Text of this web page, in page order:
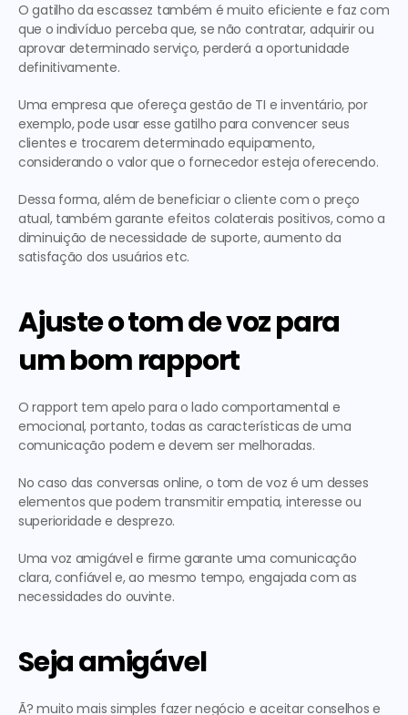
O gatilho da escassez também é muito eficiente e faz com
que o indivíduo perceba que, se não contratar, adquirir ou
aprovar determinado serviço, perderá a oportunidade
definitivamente.
Uma empresa que ofereça gestão de TI e inventário, por
exemplo, pode usar esse gatilho para convencer seus
clientes e trocarem determinado equipamento,
considerando o valor que o fornecedor esteja oferecendo.
Dessa forma, além de beneficiar o cliente com o preço
atual, também garante efeitos colaterais positivos, como a
diminuição de necessidade de suporte, aumento da
satisfação dos usuários etc.
Ajuste o tom de voz para
um bom rapport
O rapport tem apelo para o lado comportamental e
emocional, portanto, todas as características de uma
comunicação podem e devem ser melhoradas.
No caso das conversas online, o tom de voz é um desses
elementos que podem transmitir empatia, interesse ou
superioridade e desprezo.
Uma voz amigável e firme garante uma comunicação
clara, confiável e, ao mesmo tempo, engajada com as
necessidades do ouvinte.
Seja amigável
Ã? muito mais simples fazer negócio e aceitar conselhos e